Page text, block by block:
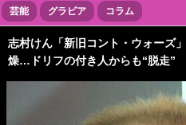
ボートレース 競輪 オートレース
芸能 グラビア コラム
志村けん「新旧コント・ウォーズ
燥…ドリフの付き人からも“脱走”